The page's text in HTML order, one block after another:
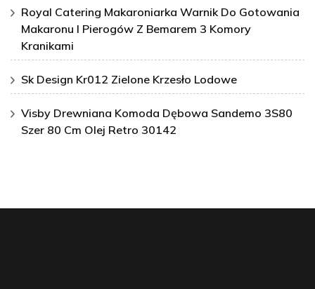
Royal Catering Makaroniarka Warnik Do Gotowania
Makaronu I Pierogów Z Bemarem 3 Komory
Kranikami
Sk Design Kr012 Zielone Krzesło Lodowe
Visby Drewniana Komoda Dębowa Sandemo 3S80
Szer 80 Cm Olej Retro 30142